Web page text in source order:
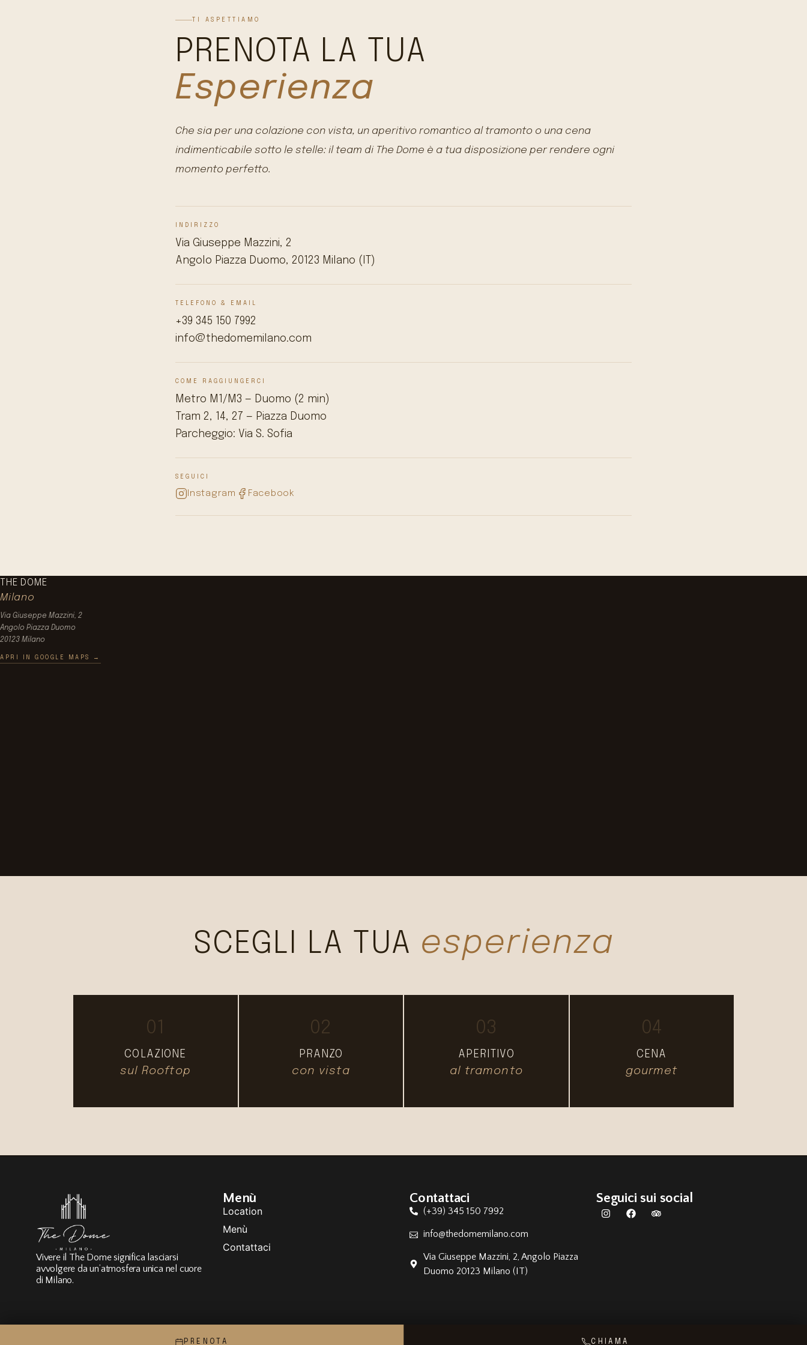
TI ASPETTIAMO
PRENOTA LA TUA
Esperienza
Che sia per una colazione con vista, un aperitivo romantico al tramonto o una cena
indimenticabile sotto le stelle: il team di The Dome è a tua disposizione per rendere ogni
momento perfetto.
INDIRIZZO
Via Giuseppe Mazzini, 2
Angolo Piazza Duomo, 20123 Milano (IT)
TELEFONO & EMAIL
+39 345 150 7992
info@thedomemilano.com
COME RAGGIUNGERCI
Metro M1/M3 — Duomo (2 min)
Tram 2, 14, 27 — Piazza Duomo
Parcheggio: Via S. Sofia
SEGUICI
Instagram Facebook
THE DOME
Milano
Via Giuseppe Mazzini, 2
Angolo Piazza Duomo
20123 Milano
APRI IN GOOGLE MAPS →
SCEGLI LA TUA esperienza
01
COLAZIONE
sul Rooftop
02
PRANZO
con vista
03
APERITIVO
al tramonto
04
CENA
gourmet
PRENOTA CHIAMA
Vivere il The Dome significa lasciarsi
avvolgere da un’atmosfera unica nel cuore
di Milano.
Menù
Location
Menù
Contattaci
Contattaci
(+39) 345 150 7992
info@thedomemilano.com
Via Giuseppe Mazzini, 2, Angolo Piazza
Duomo 20123 Milano (IT)
Seguici sui social
The Dome Milano S.r.l. - P.IVA / C.F. 14402870969